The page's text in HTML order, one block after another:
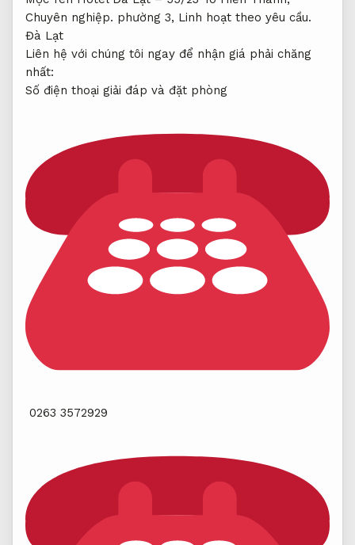
Chuyên nghiệp. phường 3, Linh hoạt theo yêu cầu.
Đà Lạt
Liên hệ với chúng tôi ngay để nhận giá phải chăng
nhất:
Số điện thoại giải đáp và đặt phòng
0263 3572929